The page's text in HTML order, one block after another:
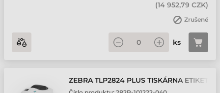
(14 952,79 CZK)
Zrušené
ks
ZEBRA TLP2824 PLUS TISKÁRNA ETIKET